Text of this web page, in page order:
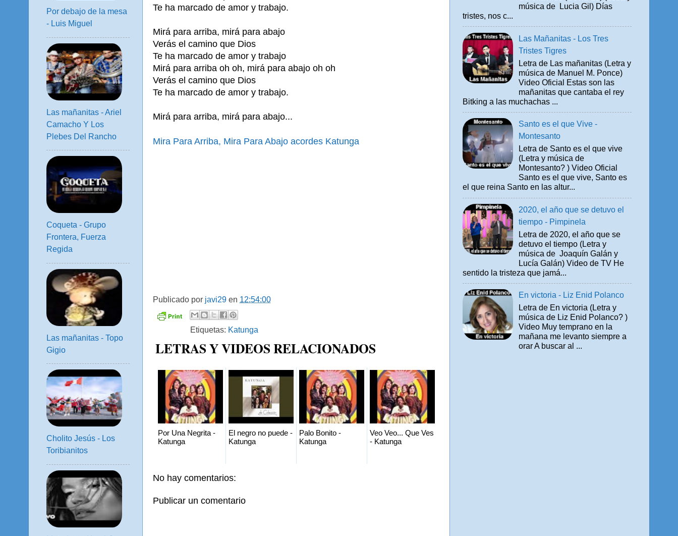
Te ha marcado de amor y trabajo.
Mirá para arriba, mirá para abajo
Verás el camino que Dios
Te ha marcado de amor y trabajo
Mirá para arriba oh oh, mirá para abajo oh oh
Verás el camino que Dios
Te ha marcado de amor y trabajo.
Mirá para arriba, mirá para abajo...
Mira Para Arriba, Mira Para Abajo acordes Katunga
Publicado por javi29 en 12:54:00
Etiquetas: Katunga
LETRAS Y VIDEOS RELACIONADOS
Por Una Negrita -
Katunga
El negro no puede -
Katunga
Palo Bonito -
Katunga
Veo Veo... Que Ves
- Katunga
No hay comentarios:
Publicar un comentario
Por debajo de la mesa
- Luis Miguel
Las mañanitas - Ariel
Camacho Y Los
Plebes Del Rancho
Coqueta - Grupo
Frontera, Fuerza
Regida
Las mañanitas - Topo
Gigio
Cholito Jesús - Los
Toribianitos
música de Lucia Gil) Días
tristes, nos c...
Las Mañanitas - Los Tres
Tristes Tigres
Letra de Las mañanitas (Letra y
música de Manuel M. Ponce)
Video Oficial Estas son las
mañanitas que cantaba el rey
Bitking a las muchachas ...
Santo es el que Vive -
Montesanto
Letra de Santo es el que vive
(Letra y música de
Montesanto? ) Video Oficial
Santo es el que vive, Santo es
el que reina Santo en las altur...
2020, el año que se detuvo el
tiempo - Pimpinela
Letra de 2020, el año que se
detuvo el tiempo (Letra y
música de Joaquín Galán y
Lucía Galán) Video de TV He
sentido la tristeza que jamá...
En victoria - Liz Enid Polanco
Letra de En victoria (Letra y
música de Liz Enid Polanco? )
Video Muy temprano en la
mañana me levanto siempre a
orar A buscar al ...